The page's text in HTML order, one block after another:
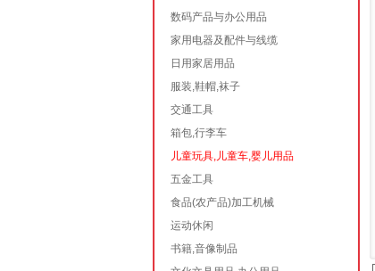
数码产品与办公用品
家用电器及配件与线缆
日用家居用品
服装,鞋帽,袜子
交通工具
箱包,行李车
儿童玩具,儿童车,婴儿用品
五金工具
食品(农产品)加工机械
运动休闲
书籍,音像制品